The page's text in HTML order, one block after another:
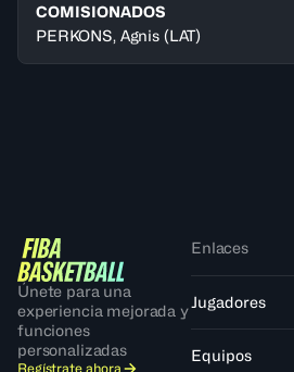
COMISIONADOS
PERKONS, Agnis (LAT)
Únete para una
experiencia mejorada y
funciones
personalizadas
Regístrate ahora
Enlaces
Jugadores
Equipos